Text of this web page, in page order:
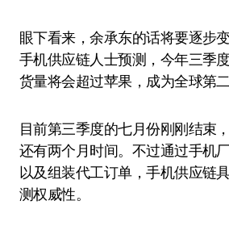
眼下看来，余承东的话将要逐步
手机供应链人士预测，今年三季
货量将会超过苹果，成为全球第二
目前第三季度的七月份刚刚结束
还有两个月时间。不过通过手机
以及组装代工订单，手机供应链
测权威性。